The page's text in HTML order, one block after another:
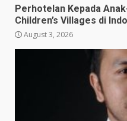
Perhotelan Kepada
Children’s Villages di
August 3, 2026